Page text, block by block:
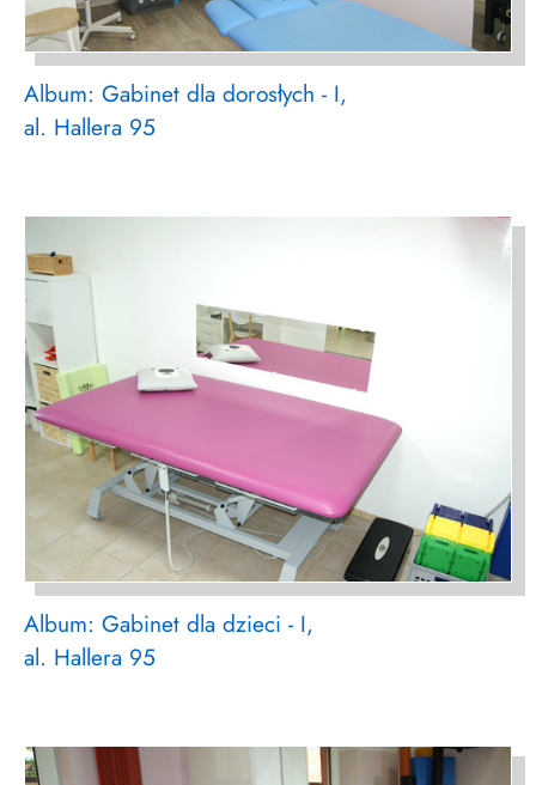
Album: Gabinet dla dorosłych - I,
al. Hallera 95
Album: Gabinet dla dzieci - I,
al. Hallera 95